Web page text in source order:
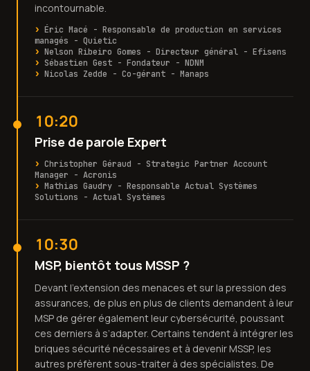
incontournable.
Éric Macé - Responsable de production en services
managés - Quietic
Nelson Ribeiro Gomes - Directeur général - Efisens
Sébastien Gest - Fondateur - NDNM
Nicolas Zedde - Co-gérant - Manaps
10:20
Prise de parole Expert
Christopher Géraud - Strategic Partner Account
Manager - Acronis
Mathias Gaudry - Responsable Actual Systèmes
Solutions - Actual Systèmes
10:30
MSP, bientôt tous MSSP ?
Devant l’extension des menaces et sur la pression des
assurances, de plus en plus de clients demandent à leur
MSP de gérer également leur cybersécurité, poussant
ces derniers à s’adapter. Certains tendent à intégrer les
briques sécurité nécessaires et à devenir MSSP, les
autres préfèrent sous-traiter à des spécialistes. De